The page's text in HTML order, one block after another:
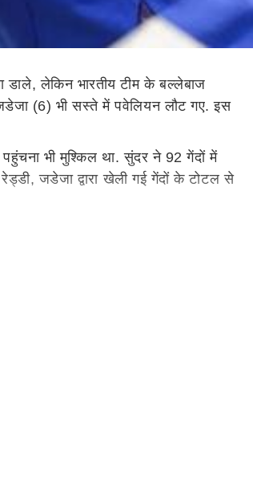
डाले, लेकिन भारतीय टीम के बल्लेबाज
(6) भी सस्ते में पवेलियन लौट गए. इस
पहुंचना भी मुश्किल था. सुंदर ने 92 गेंदों में
जडेजा द्वारा खेली गई गेंदों के टोटल से
अलग ही एहसास पैदा करती है.' नायर